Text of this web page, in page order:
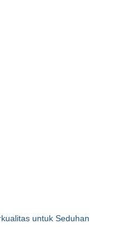
untuk Seduhan